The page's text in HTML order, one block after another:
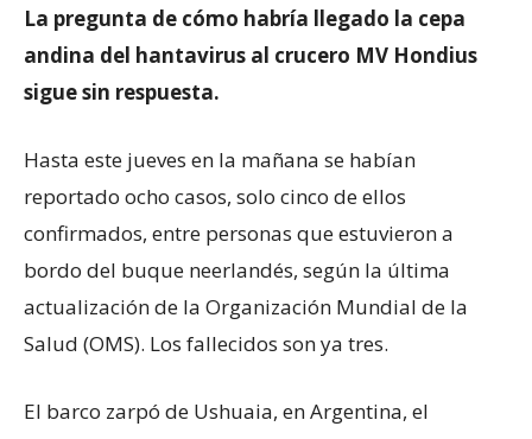
La pregunta de cómo habría llegado la cepa
andina del hantavirus al crucero MV Hondius
sigue sin respuesta.
Hasta este jueves en la mañana se habían
reportado ocho casos, solo cinco de ellos
confirmados, entre personas que estuvieron a
bordo del buque neerlandés, según la última
actualización de la Organización Mundial de la
Salud (OMS). Los fallecidos son ya tres.
El barco zarpó de Ushuaia, en Argentina, el